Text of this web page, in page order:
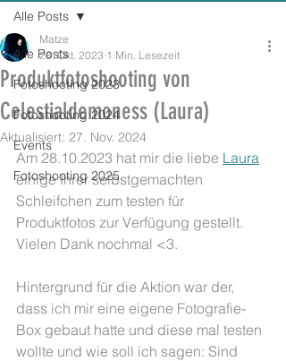
Alle Posts
Fotoshooting 2023
Fotoshooting 2024
Events
Fotoshooting 2025
Alle Posts
Produktfotoshooting von
Celestialdemoness (Laura)
Matze
28. Okt. 2023 1 Min. Lesezeit
Aktualisiert: 27. Nov. 2024
Am 28.10.2023 hat mir die liebe Laura
einige Ihrer selbstgemachten
Schleifchen zum testen für
Produktfotos zur Verfügung gestellt.
Vielen Dank nochmal <3.
Hintergrund für die Aktion war der,
dass ich mir eine eigene Fotografie-
Box gebaut hatte und diese mal testen
wollte und wie soll ich sagen: Sind